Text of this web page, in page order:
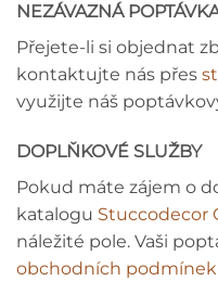
NEZÁVAZNÁ
Přejete-li si objednat
kontaktujte nás přes
využijte náš
DOPLŇKOVÉ SLUŽBY
Pokud máte zájem o
katalogu Stuccodecor
náležité pole. Vaši
obchodních